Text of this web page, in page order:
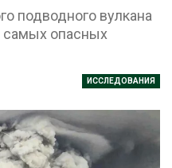
подводного вулкана
самых опасных
ИССЛЕДОВАНИЯ